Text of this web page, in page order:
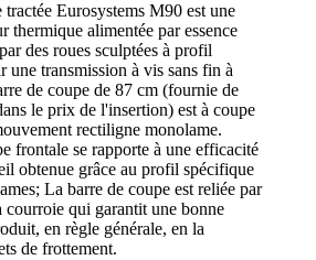
Eurosystems M90 est une
thermique alimentée par essence
des roues sculptées à profil
une transmission à vis sans fin à
de coupe de 87 cm (fournie de
le prix de l'insertion) est à coupe
rectiligne monolame.
frontale se rapporte à une efficacité
obtenue grâce au profil spécifique
La barre de coupe est reliée par
courroie qui garantit une bonne
en règle générale, en la
de frottement.